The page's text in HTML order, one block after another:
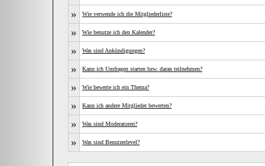
» Wie verwende ich die Mitgliederliste?
» Wie benutze ich den Kalender?
» Was sind Ankündigungen?
» Kann ich Umfragen starten bzw. daran teilnehmen?
» Wie bewerte ich ein Thema?
» Kann ich andere Mitglieder bewerten?
» Was sind Moderatoren?
» Was sind Benutzerlevel?